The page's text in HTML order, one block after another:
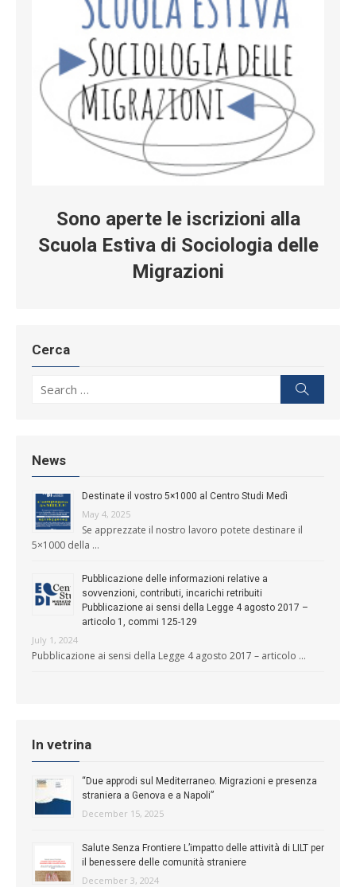
Sono aperte le iscrizioni alla
Scuola Estiva di Sociologia delle
Migrazioni
Cerca
News
Destinate il vostro 5×1000 al Centro Studi Medì
May 4, 2025
Se apprezzate il nostro lavoro potete destinare il
5×1000 della …
Pubblicazione delle informazioni relative a
sovvenzioni, contributi, incarichi retribuiti
Pubblicazione ai sensi della Legge 4 agosto 2017 –
articolo 1, commi 125-129
July 1, 2024
Pubblicazione ai sensi della Legge 4 agosto 2017 – articolo …
In vetrina
“Due approdi sul Mediterraneo. Migrazioni e presenza
straniera a Genova e a Napoli”
December 15, 2025
Salute Senza Frontiere L’impatto delle attività di LILT per
il benessere delle comunità straniere
December 3, 2024